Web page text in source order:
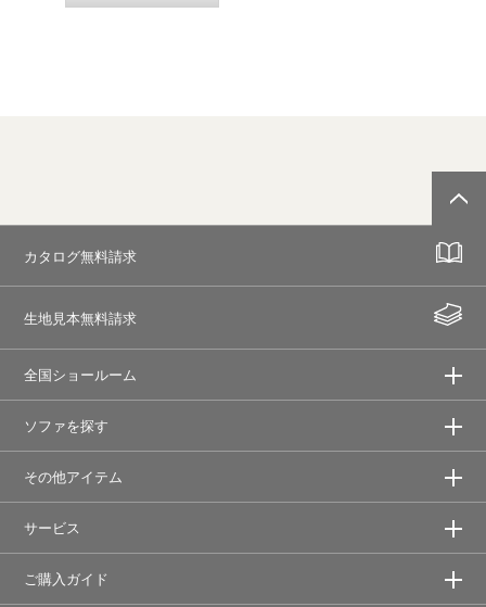
カタログ無料請求
生地見本無料請求
全国ショールーム
ソファを探す
その他アイテム
サービス
ご購入ガイド